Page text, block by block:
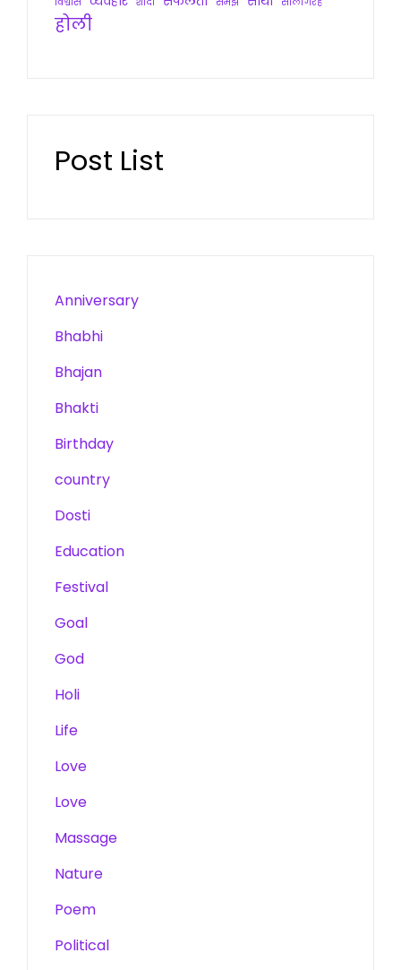
होली
Post List
Anniversary
Bhabhi
Bhajan
Bhakti
Birthday
country
Dosti
Education
Festival
Goal
God
Holi
Life
Love
Love
Massage
Nature
Poem
Political